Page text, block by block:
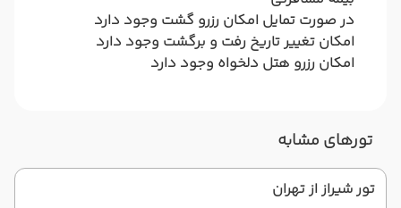
در صورت تمایل امکان رزرو گشت وجود دارد
امکان تغییر تاریخ رفت و برگشت وجود دارد
امکان رزرو هتل دلخواه وجود دارد
تورهای مشابه
تور شیراز از تهران